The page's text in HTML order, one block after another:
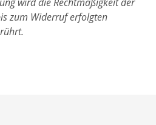
zum Widerruf erfolgten